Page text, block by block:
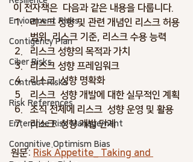
Envionment Risks
Contigency Plan
Ciber Risks
Contract Risks
Risk References
Enterprise Risk Management
Congnitive.Optimism Bias
이 전자책은  다음과 같은 내용을 다룹니다.
리스크 성향 및 관련 개념인 리스크 허용
범위, 리스크 기준, 리스크 수용 능력
리스크 성향의 목적과 가치
리스크 성향 프레임워크
리스크  성향 명확화
리스크  성향 개발에 대한 실무적인 계획
조직 전체에 리스크  성향 운영 및 활용
리스크  성향 개발 단계
원문: Risk Appetite_ Taking and